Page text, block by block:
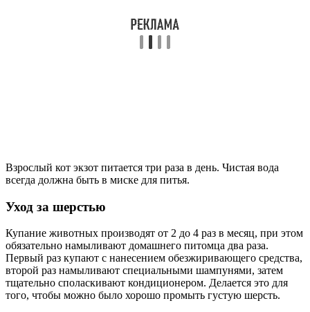
Взрослый кот экзот питается три раза в день. Чистая вода
всегда должна быть в миске для питья.
Уход за шерстью
Купание животных производят от 2 до 4 раз в месяц, при этом
обязательно намыливают домашнего питомца два раза.
Первый раз купают с нанесением обезжиривающего средства,
второй раз намыливают специальными шампунями, затем
тщательно споласкивают кондиционером. Делается это для
того, чтобы можно было хорошо промыть густую шерсть.